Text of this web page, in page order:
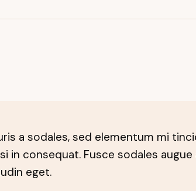
a sodales, sed elementum mi
in consequat. Fusce sodales augue
eget.